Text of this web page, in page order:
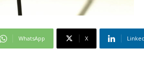
WhatsApp X